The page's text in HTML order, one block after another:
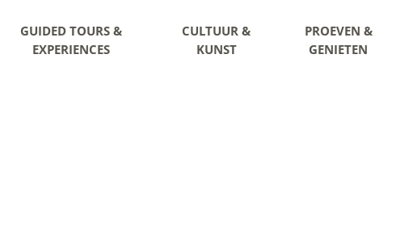
GUIDED TOURS &
EXPERIENCES
CULTUUR &
KUNST
PROEVEN &
GENIETEN